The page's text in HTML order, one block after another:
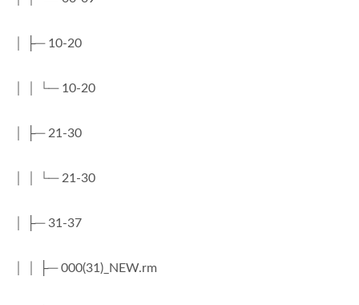
│ ├─ 10-20
│ │ └─ 10-20
│ ├─ 21-30
│ │ └─ 21-30
│ ├─ 31-37
│ │ ├─ 000(31)_NEW.rm